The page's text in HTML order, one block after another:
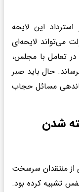
این لایحه
می‌تواند لایحه‌ای
تعامل با مجلس،
حال باید صبر
مسائل حجاب
شدن
از منتقدان سرسخت
تشبیه کرده بود.